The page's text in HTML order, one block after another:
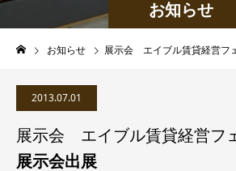
お知らせ
お知らせ 展示会 エイブル賃貸経営フ
2013.07.01
展示会 エイブル賃貸経営フ
展示会出展